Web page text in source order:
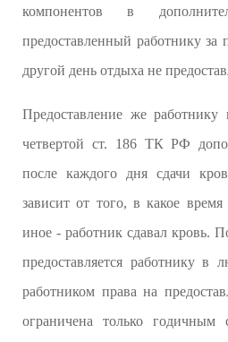
компонентов в
предоставленный работнику
другой день отдыха не
Предоставление же работнику
четвертой ст. 186 ТК РФ
после каждого дня сдачи
зависит от того, в какое
иное - работник сдавал кровь.
предоставляется работнику в
работником права на
ограничена только годичным